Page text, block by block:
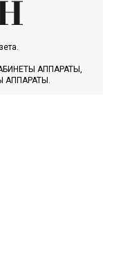
АППАРАТЫ,
АППАРАТЫ.